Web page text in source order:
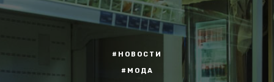
#НОВОСТИ
#МОДА